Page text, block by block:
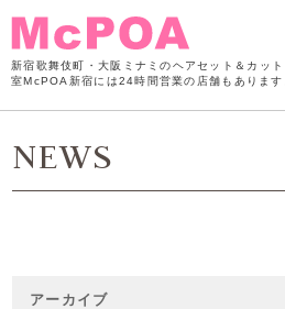
新宿歌舞伎町・大阪ミナミのヘアセット＆カッ
室McPOA 新宿には24時間営業の店舗もあります
NEWS
アーカイブ